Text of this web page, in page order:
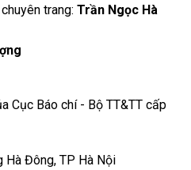
trang: Trần Ngọc Hà
Cục Báo chí - Bộ TT&TT cấp
Hà Đông, TP Hà Nội